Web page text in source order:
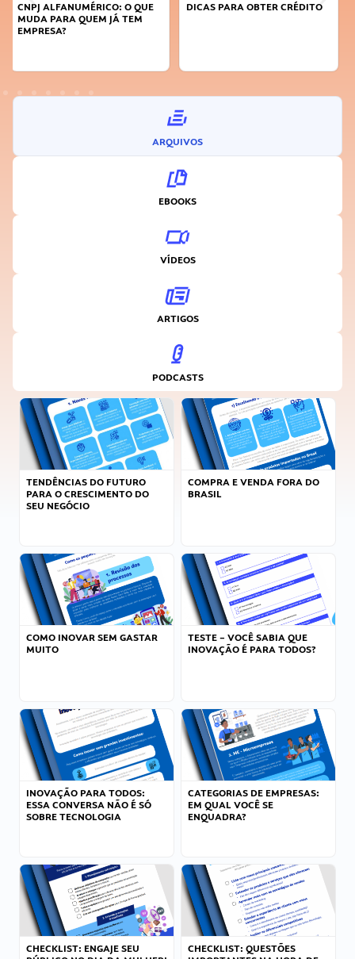
DICAS PARA OBTER CRÉDITO
FAÇA A DIFERENÇA: SEJA
ARQUIVOS
EBOOKS
VÍDEOS
ARTIGOS
PODCASTS
TENDÊNCIAS DO FUTURO
PARA O CRESCIMENTO DO
SEU NEGÓCIO
COMPRA E VENDA FORA DO
BRASIL
COMO INOVAR SEM GASTAR
MUITO
TESTE – VOCÊ SABIA QUE
INOVAÇÃO É PARA TODOS?
INOVAÇÃO PARA TODOS:
ESSA CONVERSA NÃO É SÓ
SOBRE TECNOLOGIA
CATEGORIAS DE EMPRESAS:
EM QUAL VOCÊ SE
ENQUADRA?
CHECKLIST: ENGAJE SEU
CHECKLIST: QUESTÕES